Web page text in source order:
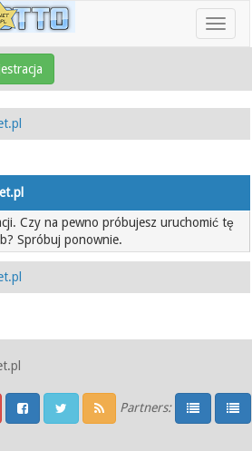
Czy na pewno próbujesz uruchomić tę
Spróbuj ponownie.
Partners: